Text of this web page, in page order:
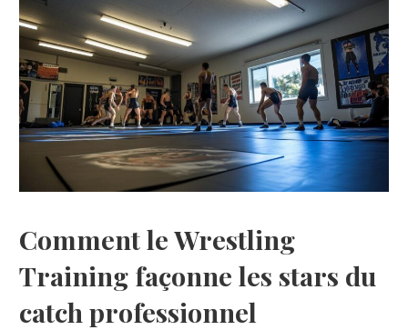
Comment le Wrestling
Training façonne les stars du
catch professionnel